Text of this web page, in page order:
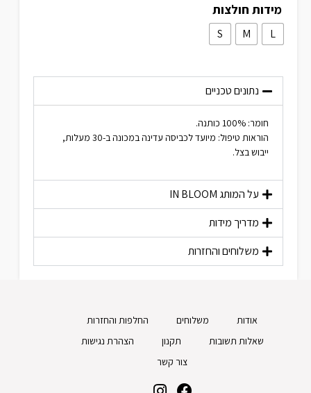
מידות חולצות
L
M
S
נתונים טכניים
חומר: 100% כותנה.
הוראות טיפול: מיועד לכביסה עדינה במכונה ב-30 מעלות,
ייבוש בצל.
על המותג IN BLOOM
מדריך מידות
משלוחים והחזרות
אודות משלוחים
החלפות והחזרות
שאלות תשובות
תקנון
הצהרת נגישות
צור קשר